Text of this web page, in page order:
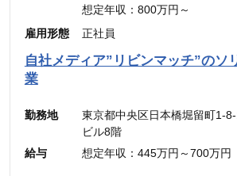
想定年収：800万円～
月給：48万4,900円～
（固定残業代：45時間分【12
金は別途追加支給
■メンバー・リーダー
想定年収：500万円～800万円
雇用形態 正社員
自社メディア”リビンマッチ”のソ
業
勤務地
東京都中央区日本橋堀留町1-
ビル8階
給与
想定年収：445万円～700万円